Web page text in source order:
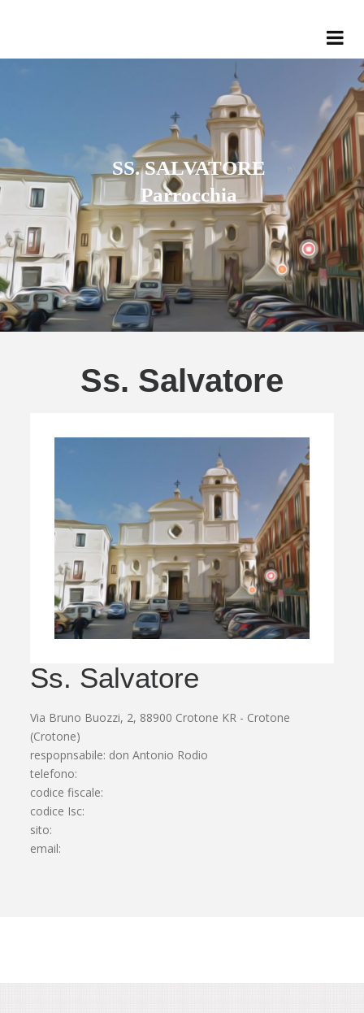
SS. SALVATORE
Parrocchia
Ss. Salvatore
Ss. Salvatore
Via Bruno Buozzi, 2, 88900 Crotone KR - Crotone
(Crotone)
respopnsabile: don Antonio Rodio
telefono:
codice fiscale:
codice Isc:
sito:
email: